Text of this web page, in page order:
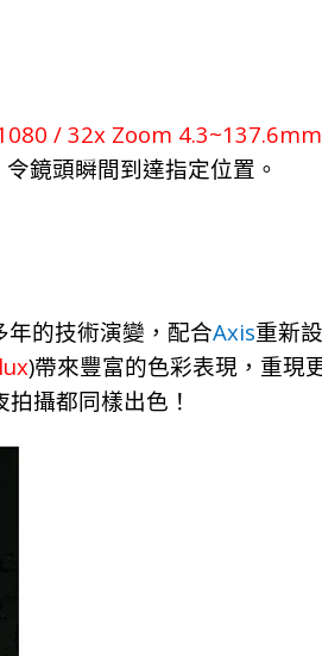
/ 32x Zoom 4.3~137.6mm
令鏡頭瞬間到達指定位置。
年的技術演變， 配合Axis重新設
lux)帶來豐富的色彩表現 ， 重現
拍攝都同樣出色 ！